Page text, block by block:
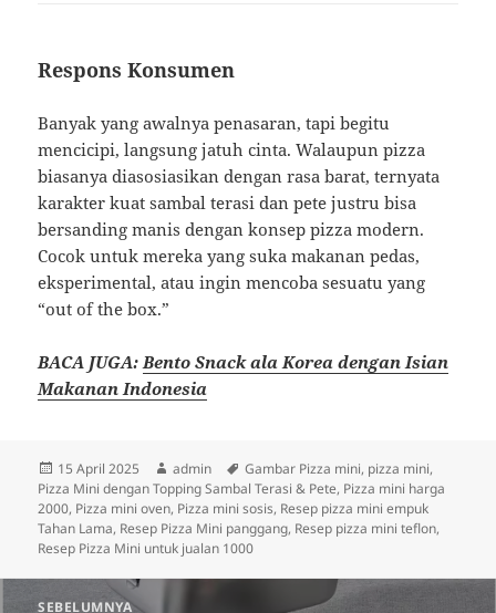
Respons Konsumen
Banyak yang awalnya penasaran, tapi begitu
mencicipi, langsung jatuh cinta. Walaupun pizza
biasanya diasosiasikan dengan rasa barat, ternyata
karakter kuat sambal terasi dan pete justru bisa
bersanding manis dengan konsep pizza modern.
Cocok untuk mereka yang suka makanan pedas,
eksperimental, atau ingin mencoba sesuatu yang
“out of the box.”
BACA JUGA:Bento Snack ala Korea dengan Isian
Makanan Indonesia
Diposkan
pada
15 April 2025 Penulis
admin Tag
Gambar Pizza mini, pizza mini,
Pizza Mini dengan Topping Sambal Terasi & Pete, Pizza mini harga
2000, Pizza mini oven, Pizza mini sosis, Resep pizza mini empuk
Tahan Lama, Resep Pizza Mini panggang, Resep pizza mini teflon,
Resep Pizza Mini untuk jualan 1000
SEBELUMNYA